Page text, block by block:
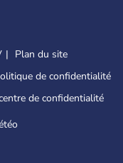
Plan du site
de confidentialité
de confidentialité